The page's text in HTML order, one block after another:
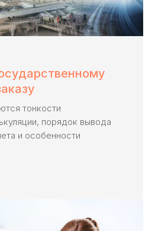
тонкости
порядок вывода
и особенности